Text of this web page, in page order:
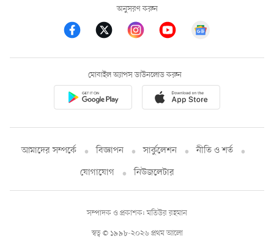
অনুসরণ করুন
মোবাইল অ্যাপস ডাউনলোড করুন
আমাদের সম্পর্কে বিজ্ঞাপন সার্কুলেশন
নীতি ও শর্ত
যোগাযোগ
নিউজলেটার
স্বত্ব © ১৯৯৮-২০২৬ প্রথম আলো
সম্পাদক ও প্রকাশক: মতিউর রহমান